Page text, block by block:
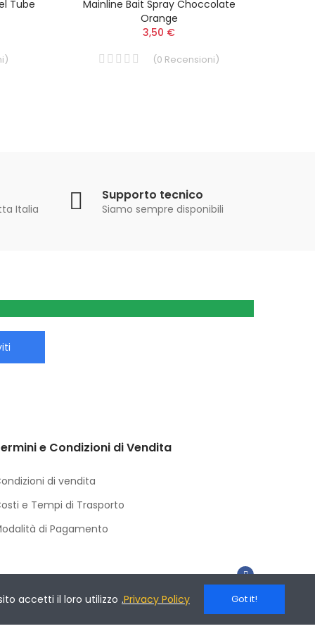
Tube
)
Mainline Bait Spray Choccolate
Orange
3,50 €
(0 Recensioni)
Italia
Supporto tecnico
Siamo sempre disponibili
e Condizioni di Vendita
di vendita
e Tempi di Trasporto
di Pagamento
accetti il loro utilizzo .Privacy Policy Got it!